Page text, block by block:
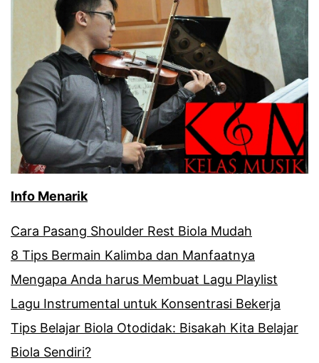
Info Menarik
Cara Pasang Shoulder Rest Biola Mudah
8 Tips Bermain Kalimba dan Manfaatnya
Mengapa Anda harus Membuat Lagu Playlist
Lagu Instrumental untuk Konsentrasi Bekerja
Tips Belajar Biola Otodidak: Bisakah Kita Belajar
Biola Sendiri?